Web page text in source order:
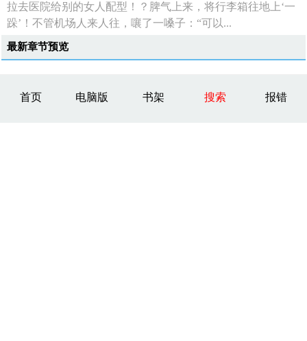
拉去医院给别的女人配型！？脾气上来，将行李箱往地上‘一
跺’！不管机场人来人往，嚷了一嗓子：“可以...
最新章节预览
首页 电脑版 书架 搜索 报错